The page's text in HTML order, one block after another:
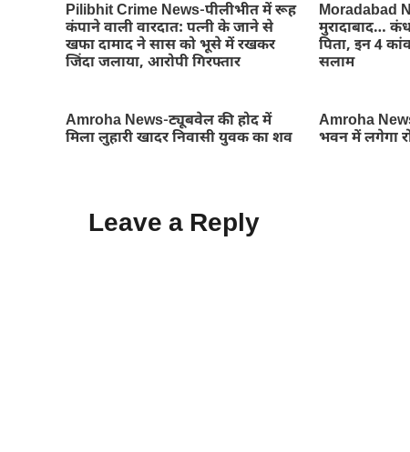
Pilibhit Crime News-पीलीभीत में रूह
कंपाने वाली वारदात: पत्नी के जाने से
खफा दामाद ने सास को भूसे में रखकर
जिंदा जलाया, आरोपी गिरफ्तार
Moradabad
मुरादाबाद…
पिता, इन 4
सलाम
Amroha News-ट्यूबवेल की होद में
मिला लुहारी खादर निवासी युवक का शव
Amroha
भवन में लगेगा
Leave a Reply